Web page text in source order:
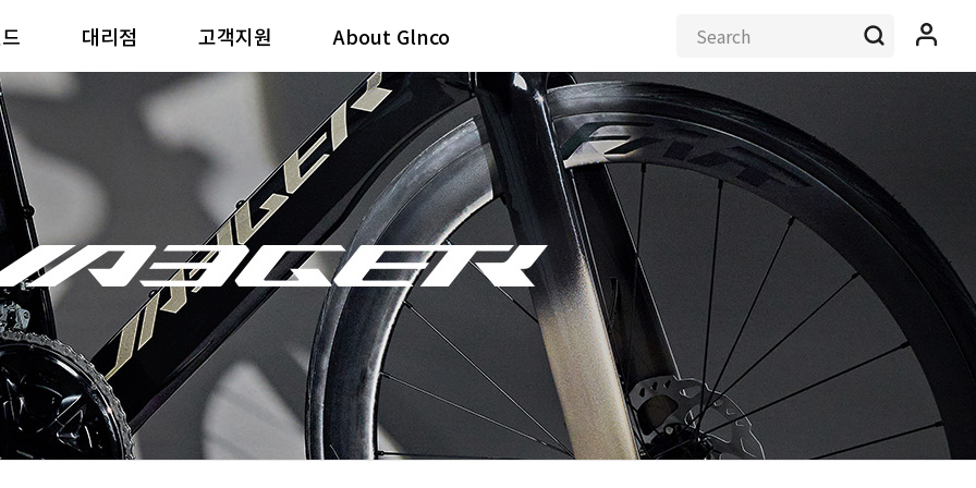
대리점 고객지원 About Glnco